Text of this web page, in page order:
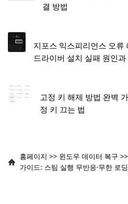
결 방법
지포스 익스피리언스 오류
드라이버 설치 실패 원인과
고정 키 해제 방법 완벽
정 키 끄는 법
홈페이지 >> 윈도우 데이터 복구 >>
가이드: 스팀 실행 무반응·무한 로